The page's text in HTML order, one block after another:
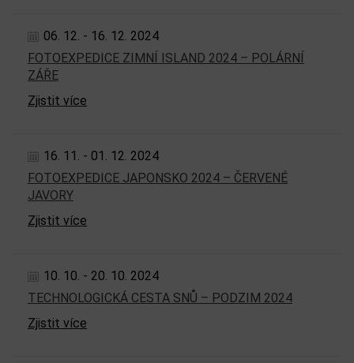
06. 12. - 16. 12. 2024
FOTOEXPEDICE ZIMNÍ ISLAND 2024 – POLÁRNÍ
ZÁŘE
Zjistit více
16. 11. - 01. 12. 2024
FOTOEXPEDICE JAPONSKO 2024 – ČERVENÉ
JAVORY
Zjistit více
10. 10. - 20. 10. 2024
TECHNOLOGICKÁ CESTA SNŮ – PODZIM 2024
Zjistit více